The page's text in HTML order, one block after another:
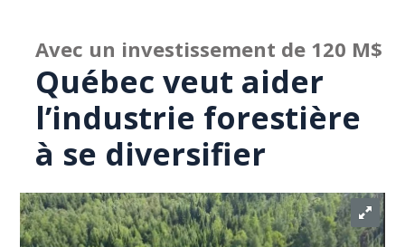
Avec un investissement de 120 M$
Québec veut aider
l’industrie forestière
à se diversifier